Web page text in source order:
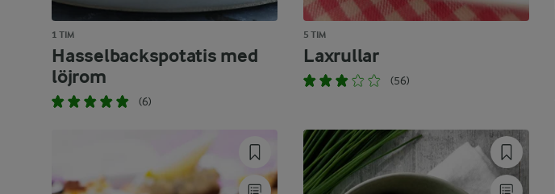
1 TIM
Hasselbackspotatis med
löjrom
(6)
5 TIM
Laxrullar
(56)